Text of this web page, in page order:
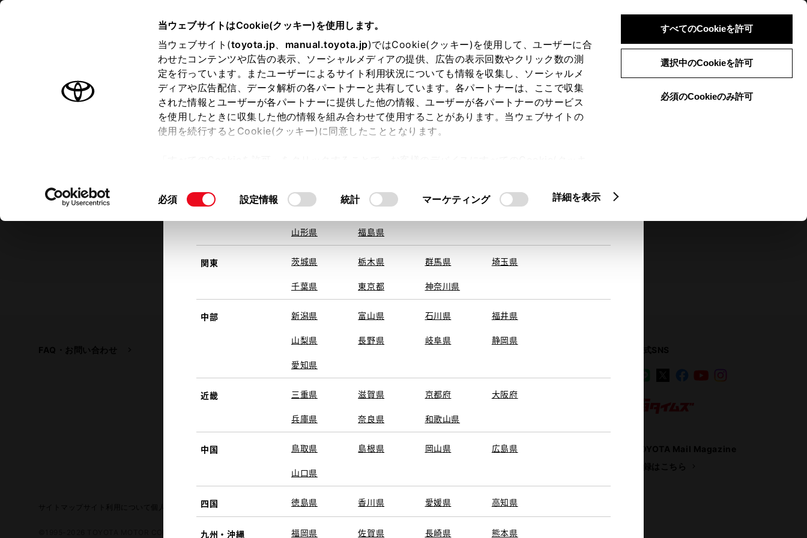
当ウェブサイトはCookie(クッキー)を使用します。
当ウェブサイト(toyota.jp、 manual.toyota.jp)ではCookie(クッキー)を使用して、ユーザーに合
わせたコンテンツや広告の表示、ソーシャルメディアの提供、広告の表示回数やクリック数の測
定を行っています。またユーザーによるサイト利用状況についても情報を収集し、ソーシャルメ
ディアや広告配信、データ解析の各パートナーと共有しています。各パートナーは、ここで収集
された情報とユーザーが各パートナーに提供した他の情報、ユーザーが各パートナーのサービス
を使用したときに収集した他の情報を組み合わせて使用することがあります。当ウェブサイトの
使用を続行するとCookie(クッキー)に同意したこととなります。
て」をご覧ください。
同
必須 設定情報 統計 マーケティング 詳細を表示
すべてのCookieを許可
選択中のCookieを許可
必須のCookieのみ許可
ログイン 検索 メニュー
オーナーサポート トピックス
現在地を取得できませんでした。
該当する地域・都道府県をお選びください。
北海道 旭川 釧路 札幌
東北 青森県 岩手県 宮城県 秋田県
山形県 福島県
関東 茨城県 栃木県 群馬県 埼玉県
千葉県 東京都 神奈川県
中部 新潟県 富山県 石川県 福井県
山梨県 長野県 岐阜県 静岡県
愛知県
近畿 三重県 滋賀県 京都府 大阪府
兵庫県 奈良県 和歌山県
中国 鳥取県 島根県 岡山県 広島県
山口県
四国 徳島県 香川県 愛媛県 高知県
九州・沖縄 福岡県 佐賀県 長崎県 熊本県
トヨタ認定中古車 メニュー
トヨタ認定中古車の魅力 3つの買い方 オンライン購入 お気に入り
申し訳ございません。
何らかの問題が発生しました。
恐れ入りますが、しばらく経ってから再度、お試し下さい。
FAQ・お問い合わせ
トヨタイムズ トヨタ中古車オンラインストア
クルマ買取
トヨタレンタカー
TOYOTA SHARE
トヨタのau/UQ
公式SNS
LINE Facebook
YouTube
TOYOTA Mail Magazine
登録はこちら
サイト利用について 個人情報の取扱いについて TOYOTAアカウント利用規約 反社会的勢力に対する基本方針企業情報 リコール情報
©1995-2026 TOYOTA MOTOR CORPORATION. ALL RIGHTS RESERVED.